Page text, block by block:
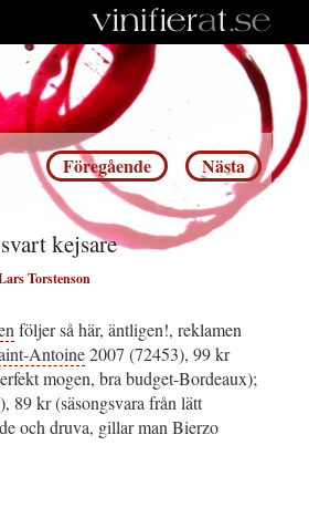
Inläggsnavigering
Föregående Nästa
kejsare
Torstenson
följer så här, äntligen!, reklamen
Antoine2007 (72453), 99 kr
mogen, bra budget-Bordeaux);
89 kr (säsongsvara från lätt
och druva, gillar man Bierzo